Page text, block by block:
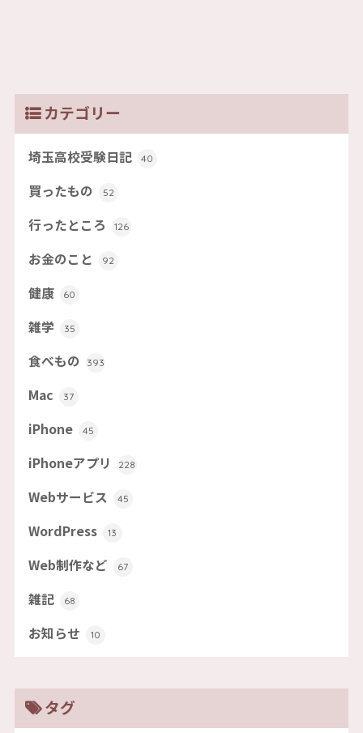
カテゴリー
埼玉高校受験日記 40
買ったもの 52
行ったところ 126
お金のこと 92
健康 60
雑学 35
食べもの 393
Mac 37
iPhone 45
iPhoneアプリ 228
Webサービス 45
WordPress 13
Web制作など 67
雑記 68
お知らせ 10
タグ